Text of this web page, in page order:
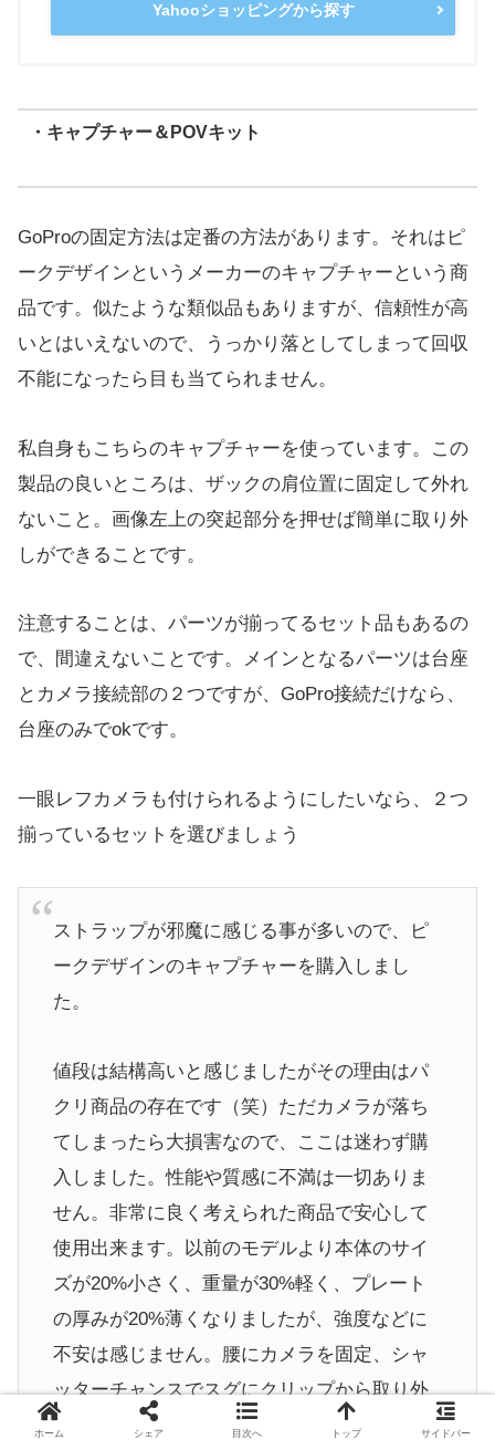
Yahooショッピングから探す
・キャプチャー＆POVキット
GoProの固定方法は定番の方法があります。それはピ
ークデザインというメーカーのキャプチャーという商
品です。似たような類似品もありますが、信頼性が高
いとはいえないので、うっかり落としてしまって回収
不能になったら目も当てられません。
私自身もこちらのキャプチャーを使っています。この
製品の良いところは、ザックの肩位置に固定して外れ
ないこと。画像左上の突起部分を押せば簡単に取り外
しができることです。
注意することは、パーツが揃ってるセット品もあるの
で、間違えないことです。メインとなるパーツは台座
とカメラ接続部の２つですが、GoPro接続だけなら、
台座のみでokです。
一眼レフカメラも付けられるようにしたいなら、２つ
揃っているセットを選びましょう
ストラップが邪魔に感じる事が多いので、ピ
ークデザインのキャプチャーを購入しまし
た。
値段は結構高いと感じましたがその理由はパ
クリ商品の存在です（笑）ただカメラが落ち
てしまったら大損害なので、ここは迷わず購
入しました。性能や質感に不満は一切ありま
せん。非常に良く考えられた商品で安心して
使用出来ます。以前のモデルより本体のサイ
ズが20%小さく、重量が30%軽く、プレート
の厚みが20%薄くなりましたが、強度などに
不安は感じません。腰にカメラを固定、シャ
ッターチャンスでスグにクリップから取り外
して撮影。撮影を終えたらスグに腰にクリッ
ホーム シェア 目次へ トップ サイドバー